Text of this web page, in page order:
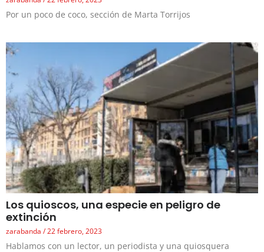
Por un poco de coco, sección de Marta Torrijos
Los quioscos, una especie en peligro de
extinción
zarabanda 22 febrero, 2023
Hablamos con un lector, un periodista y una quiosquera